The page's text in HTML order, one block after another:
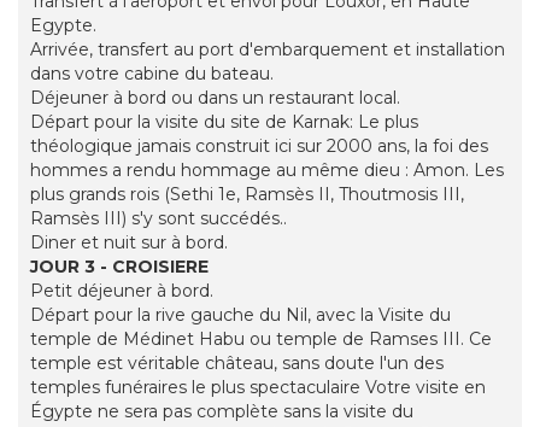
Egypte.
Arrivée, transfert au port d'embarquement et installation
dans votre cabine du bateau.
Déjeuner à bord ou dans un restaurant local.
Départ pour la visite du site de Karnak: Le plus
théologique jamais construit ici sur 2000 ans, la foi des
hommes a rendu hommage au même dieu : Amon. Les
plus grands rois (Sethi 1e, Ramsès II, Thoutmosis III,
Ramsès III) s'y sont succédés..
Diner et nuit sur à bord.
JOUR 3 - CROISIERE
Petit déjeuner à bord.
Départ pour la rive gauche du Nil, avec la Visite du
temple de Médinet Habu ou temple de Ramses III. Ce
temple est véritable château, sans doute l'un des
temples funéraires le plus spectaculaire Votre visite en
Égypte ne sera pas complète sans la visite du